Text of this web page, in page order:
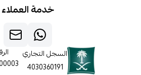
خدمة العملاء
السجل التجاري
4030360191